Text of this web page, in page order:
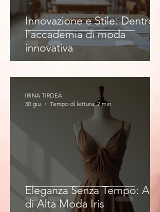
Innovazione e Stile: Dentro
l'accademia di moda
innovativa
Eleganza Senza Tempo: Abiti
di Alta Moda Iris
IRINA TIRDEA
30 giu
Tempo di lettura: 2 min